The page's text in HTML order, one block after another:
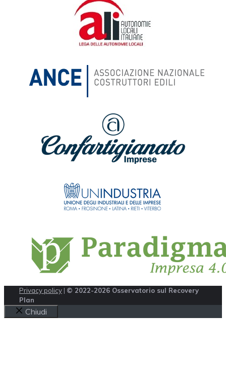
Privacy policy | © 2022-2026 Osservatorio sul Recovery
Plan
Chiudi